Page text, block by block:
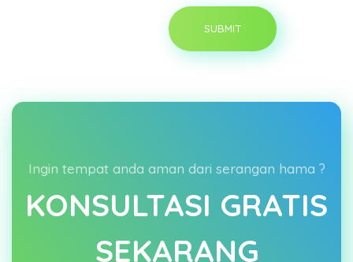
Ingin tempat anda aman dari serangan hama ?
KONSULTASI GRATIS
SEKARANG